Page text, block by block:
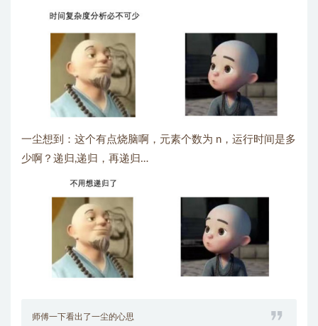
一尘想到：这个有点烧脑啊，元素个数为 n，运行时间是多
少啊？递归,递归，再递归…
师傅一下看出了一尘的心思